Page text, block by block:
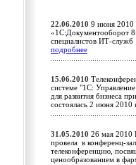
22.06.2010 9 июня 2010
«1С:Документооборот
специалистов ИТ-
подробнее
15.06.2010
системе "1С:
для развития бизнеса
состоялась 2 июня
31.05.2010 26 мая 2010
провела в конференц-
телеконференцию,
ценообразованием в